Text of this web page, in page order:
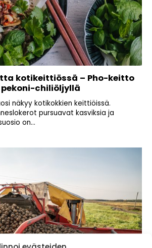
kotikeittiössä – Pho-keitto
chiliöljyllä
näkyy kotikokkien keittiöissä.
pursuavat kasviksia ja
on...